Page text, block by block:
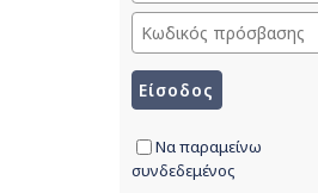
Να παραμείνω
συνδεδεμένος